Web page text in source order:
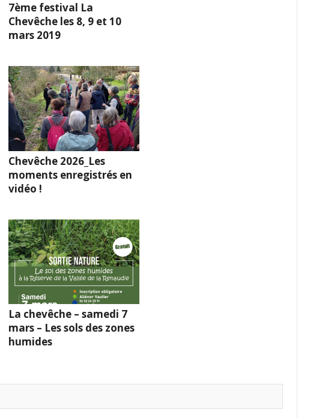
7ème festival La
Chevêche les 8, 9 et 10
mars 2019
Chevêche 2026_Les
moments enregistrés en
vidéo !
La chevêche – samedi 7
mars – Les sols des zones
humides